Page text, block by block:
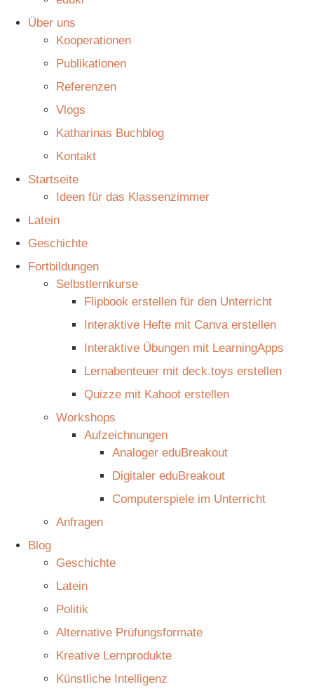
Über uns
Kooperationen
Publikationen
Referenzen
Vlogs
Katharinas Buchblog
Kontakt
Startseite
Ideen für das Klassenzimmer
Latein
Geschichte
Fortbildungen
Selbstlernkurse
Flipbook erstellen für den Unterricht
Interaktive Hefte mit Canva erstellen
Interaktive Übungen mit LearningApps
Lernabenteuer mit deck.toys erstellen
Quizze mit Kahoot erstellen
Workshops
Aufzeichnungen
Analoger eduBreakout
Digitaler eduBreakout
Computerspiele im Unterricht
Anfragen
Blog
Geschichte
Latein
Politik
Alternative Prüfungsformate
Kreative Lernprodukte
Künstliche Intelligenz